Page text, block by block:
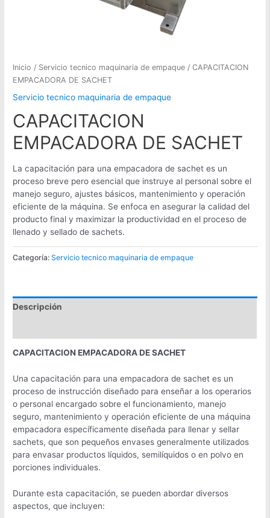
Inicio / Servicio tecnico maquinaria de empaque / CAPACITACION
EMPACADORA DE SACHET
Servicio tecnico maquinaria de empaque
CAPACITACION
EMPACADORA DE SACHET
La capacitación para una empacadora de sachet es un
proceso breve pero esencial que instruye al personal sobre el
manejo seguro, ajustes básicos, mantenimiento y operación
eficiente de la máquina. Se enfoca en asegurar la calidad del
producto final y maximizar la productividad en el proceso de
llenado y sellado de sachets.
Categoría:Servicio tecnico maquinaria de empaque
Descripción
CAPACITACION EMPACADORA DE SACHET
Una capacitación para una empacadora de sachet es un
proceso de instrucción diseñado para enseñar a los operarios
o personal encargado sobre el funcionamiento, manejo
seguro, mantenimiento y operación eficiente de una máquina
empacadora específicamente diseñada para llenar y sellar
sachets, que son pequeños envases generalmente utilizados
para envasar productos líquidos, semilíquidos o en polvo en
porciones individuales.
Durante esta capacitación, se pueden abordar diversos
aspectos, que incluyen: